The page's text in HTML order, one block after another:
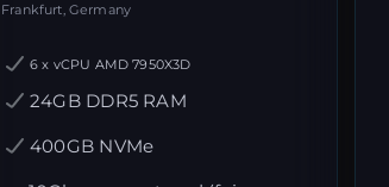
Frankfurt, Germany
6 x vCPU AMD 7950X3D
24GB DDR5 RAM
400GB NVMe